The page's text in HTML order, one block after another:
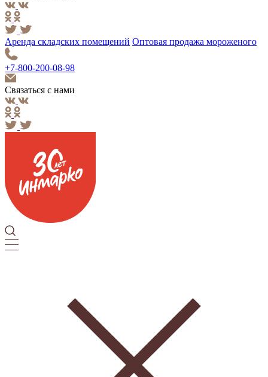
Аренда складских помещений Оптовая продажа мороженого
+7-800-200-08-98
Связаться с нами